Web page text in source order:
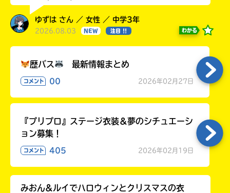
ゆずは さん ／ 女性 ／ 中学3年
2026.08.03 NEW 注目 !! わかる
歴バス 最新情報まとめ
コメント 00 2026年02月27日
『プリプロ』ステージ衣装＆夢のシチュエーシ
ョン募集！
コメント 405 2026年02月19日
みおん&ルイでハロウィンとクリスマスの衣